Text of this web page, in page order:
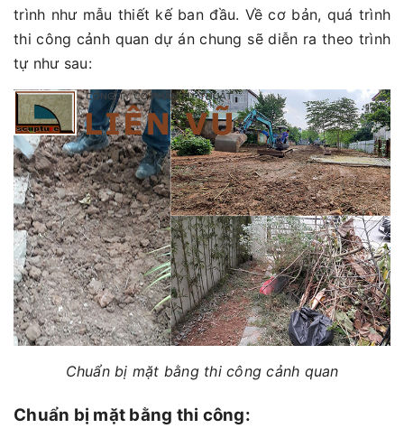
trình như mẫu thiết kế ban đầu. Về cơ bản, quá trình
thi công cảnh quan dự án chung sẽ diễn ra theo trình
tự như sau:
Chuẩn bị mặt bằng thi công cảnh quan
Chuẩn bị mặt bằng thi công: